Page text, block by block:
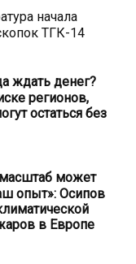
начала
ТГК-14
ждать денег?
регионов,
остаться без
может
опыт»: Осипов
в Европе